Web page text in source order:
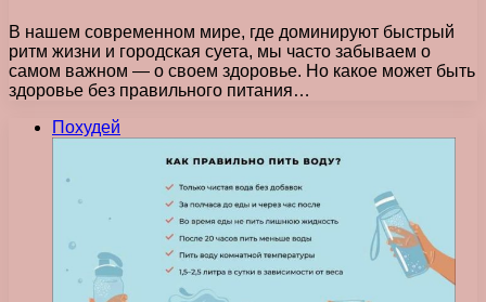
В нашем современном мире, где доминируют быстрый
ритм жизни и городская суета, мы часто забываем о
самом важном — о своем здоровье. Но какое может быть
здоровье без правильного питания…
Похудей